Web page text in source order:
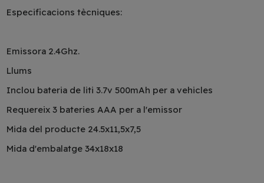
Especificacions tècniques:
Emissora 2.4Ghz.
Llums
Inclou bateria de liti 3.7v 500mAh per a vehicles
Requereix 3 bateries AAA per a l'emissor
Mida del producte 24.5x11,5x7,5
Mida d'embalatge 34x18x18